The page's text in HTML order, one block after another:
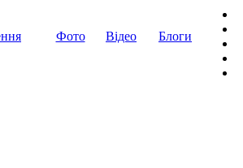
Фото Відео Блоги